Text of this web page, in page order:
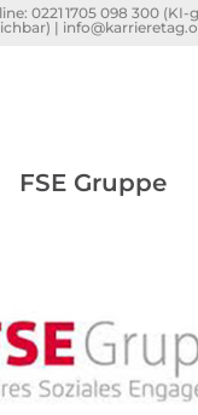
0221 1705 098 300 (KI-
|
FSE Gruppe